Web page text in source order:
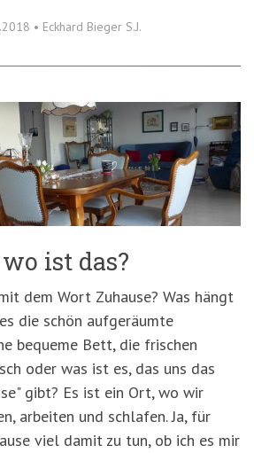
• Eckhard Bieger S.J.
ist das?
dem Wort Zuhause? Was hängt
die schön aufgeräumte
bequeme Bett, die frischen
oder was ist es, das uns das
gibt? Es ist ein Ort, wo wir
arbeiten und schlafen. Ja, für
viel damit zu tun, ob ich es mir